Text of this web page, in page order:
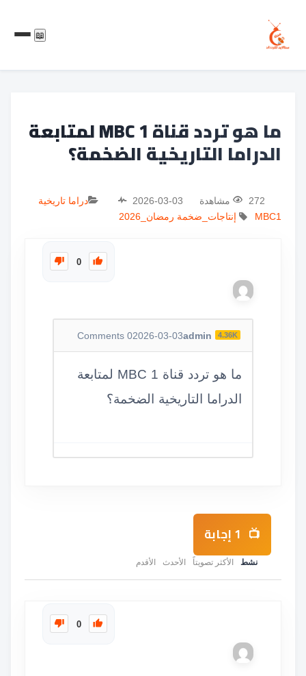
📖
ما هو تردد قناة MBC 1 لمتابعة
الدراما التاريخية الضخمة؟
272 مشاهدة 2026-03-03
دراما تاريخية
MBC1
إنتاجات_ضخمة رمضان_2026
0
admin 4.36K
2026-03-03
0
ما هو تردد قناة MBC 1 لمتابعة
الدراما التاريخية الضخمة؟
1إجابة
نشط الأكثر تصويتاً الأحدث الأقدم
0